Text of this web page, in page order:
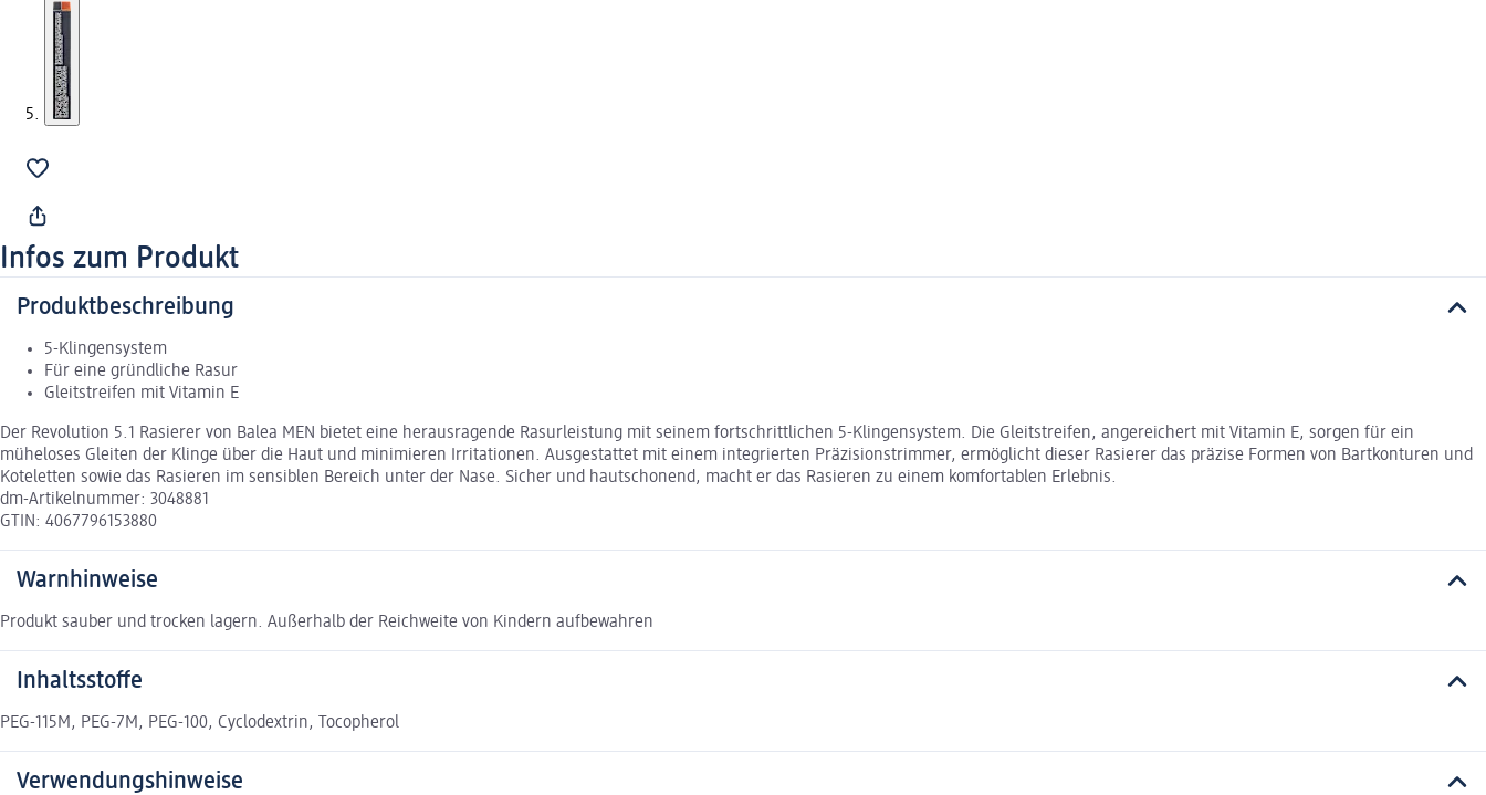
Infos zum Produkt
Produktbeschreibung
5-Klingensystem
Für eine gründliche Rasur
Gleitstreifen mit Vitamin E
Der Revolution 5.1 Rasierer von Balea MEN bietet eine herausragende Rasurleistung mit seinem fortschrittlichen 5-Klingensystem. Die Gleitstreifen, angereichert mit Vitamin E, sorgen für ein
müheloses Gleiten der Klinge über die Haut und minimieren Irritationen. Ausgestattet mit einem integrierten Präzisionstrimmer, ermöglicht dieser Rasierer das präzise Formen von Bartkonturen und
Koteletten sowie das Rasieren im sensiblen Bereich unter der Nase. Sicher und hautschonend, macht er das Rasieren zu einem komfortablen Erlebnis.
dm-Artikelnummer: 3048881
GTIN: 4067796153880
Warnhinweise
Produkt sauber und trocken lagern. Außerhalb der Reichweite von Kindern aufbewahren
Inhaltsstoffe
PEG-115M, PEG-7M, PEG-100, Cyclodextrin, Tocopherol
Verwendungshinweise